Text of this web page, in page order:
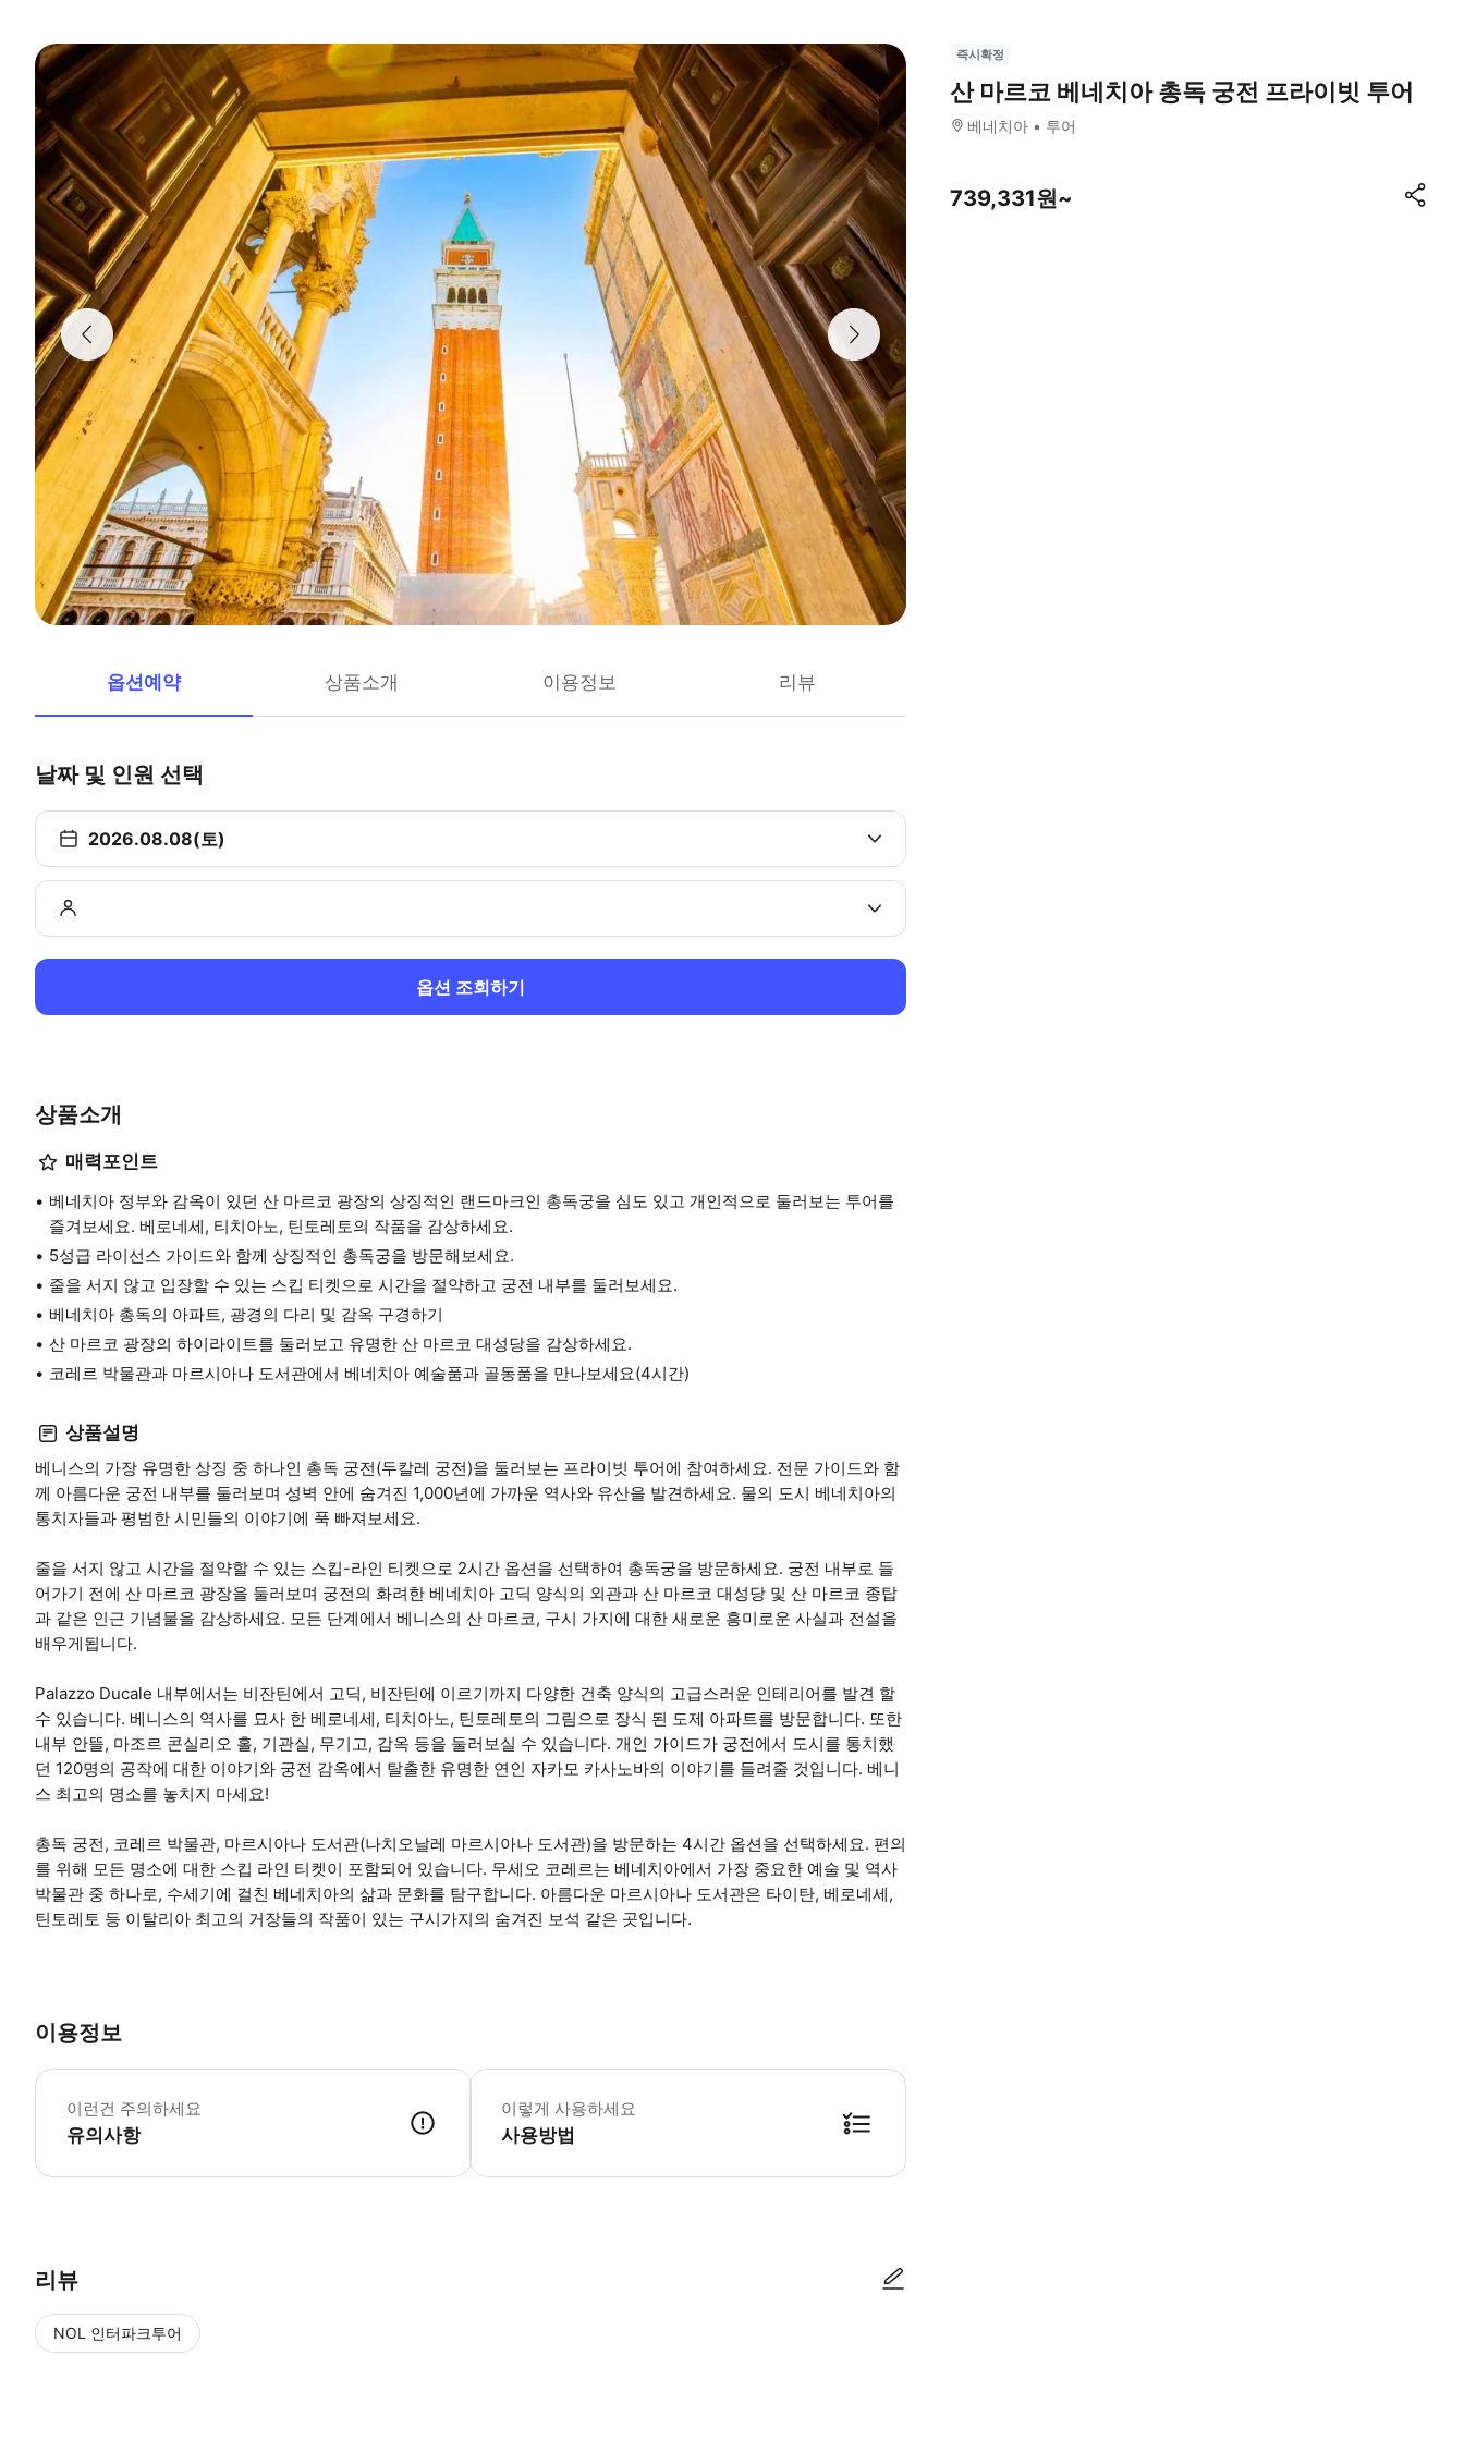
옵션예약 상품소개 이용정보 리뷰
날짜 및 인원 선택
2026.08.08(토)
옵션 조회하기
상품소개
매력포인트
베네치아 정부와 감옥이 있던 산 마르코 광장의 상징적인 랜드마크인 총독궁을 심도 있고 개인적으로 둘러보는 투어를
즐겨보세요. 베로네세, 티치아노, 틴토레토의 작품을 감상하세요.
5성급 라이선스 가이드와 함께 상징적인 총독궁을 방문해보세요.
줄을 서지 않고 입장할 수 있는 스킵 티켓으로 시간을 절약하고 궁전 내부를 둘러보세요.
베네치아 총독의 아파트, 광경의 다리 및 감옥 구경하기
산 마르코 광장의 하이라이트를 둘러보고 유명한 산 마르코 대성당을 감상하세요.
코레르 박물관과 마르시아나 도서관에서 베네치아 예술품과 골동품을 만나보세요(4시간)
상품설명
베니스의 가장 유명한 상징 중 하나인 총독 궁전(두칼레 궁전)을 둘러보는 프라이빗 투어에 참여하세요. 전문 가이드와 함
께 아름다운 궁전 내부를 둘러보며 성벽 안에 숨겨진 1,000년에 가까운 역사와 유산을 발견하세요. 물의 도시 베네치아의
통치자들과 평범한 시민들의 이야기에 푹 빠져보세요.
줄을 서지 않고 시간을 절약할 수 있는 스킵-라인 티켓으로 2시간 옵션을 선택하여 총독궁을 방문하세요. 궁전 내부로 들
어가기 전에 산 마르코 광장을 둘러보며 궁전의 화려한 베네치아 고딕 양식의 외관과 산 마르코 대성당 및 산 마르코 종탑
과 같은 인근 기념물을 감상하세요. 모든 단계에서 베니스의 산 마르코, 구시 가지에 대한 새로운 흥미로운 사실과 전설을
배우게됩니다.
Palazzo Ducale 내부에서는 비잔틴에서 고딕, 비잔틴에 이르기까지 다양한 건축 양식의 고급스러운 인테리어를 발견 할
수 있습니다. 베니스의 역사를 묘사 한 베로네세, 티치아노, 틴토레토의 그림으로 장식 된 도제 아파트를 방문합니다. 또한
내부 안뜰, 마조르 콘실리오 홀, 기관실, 무기고, 감옥 등을 둘러보실 수 있습니다. 개인 가이드가 궁전에서 도시를 통치했
던 120명의 공작에 대한 이야기와 궁전 감옥에서 탈출한 유명한 연인 자카모 카사노바의 이야기를 들려줄 것입니다. 베니
스 최고의 명소를 놓치지 마세요!
총독 궁전, 코레르 박물관, 마르시아나 도서관(나치오날레 마르시아나 도서관)을 방문하는 4시간 옵션을 선택하세요. 편의
를 위해 모든 명소에 대한 스킵 라인 티켓이 포함되어 있습니다. 무세오 코레르는 베네치아에서 가장 중요한 예술 및 역사
박물관 중 하나로, 수세기에 걸친 베네치아의 삶과 문화를 탐구합니다. 아름다운 마르시아나 도서관은 타이탄, 베로네세,
틴토레토 등 이탈리아 최고의 거장들의 작품이 있는 구시가지의 숨겨진 보석 같은 곳입니다.
이용정보
이런건 주의하세요
유의사항
중요한 정보는 투어 전날 이메일을 통해 확인하시기 바랍니다. 선택한 옵션에 따라 관광 명소 수가 달라질 수 있습니다. 코레르 박물관과 마리아나 도서관
이렇게 사용하세요
사용방법
리뷰
NOL 인터파크투어
즉시확정
산 마르코 베네치아 총독 궁전 프라이빗 투어
베네치아 투어
739,331원~